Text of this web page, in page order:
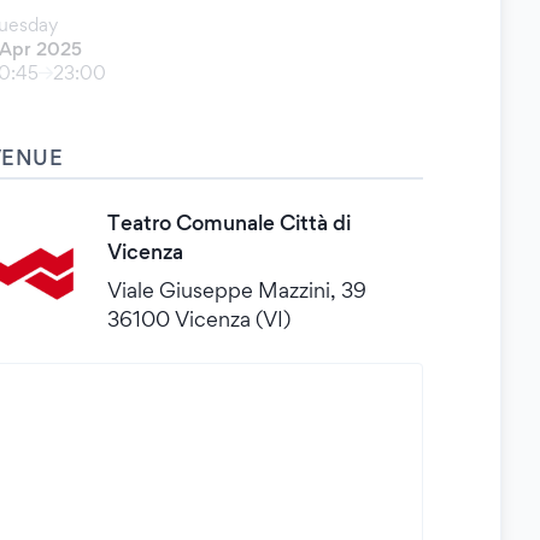
2025
23:00
Teatro Comunale Città di
Vicenza
Viale Giuseppe Mazzini, 39
36100 Vicenza (VI)